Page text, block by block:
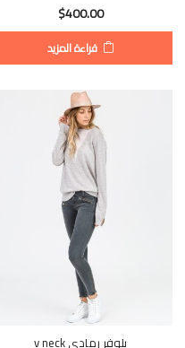
$400.00
قراءة المزيد
بلوفر رمادي v neck